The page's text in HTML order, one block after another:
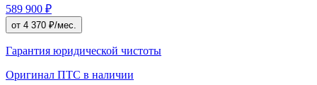
589 900 ₽
от 4 370 ₽/мес.
Гарантия юридической чистоты
Оригинал ПТС в наличии